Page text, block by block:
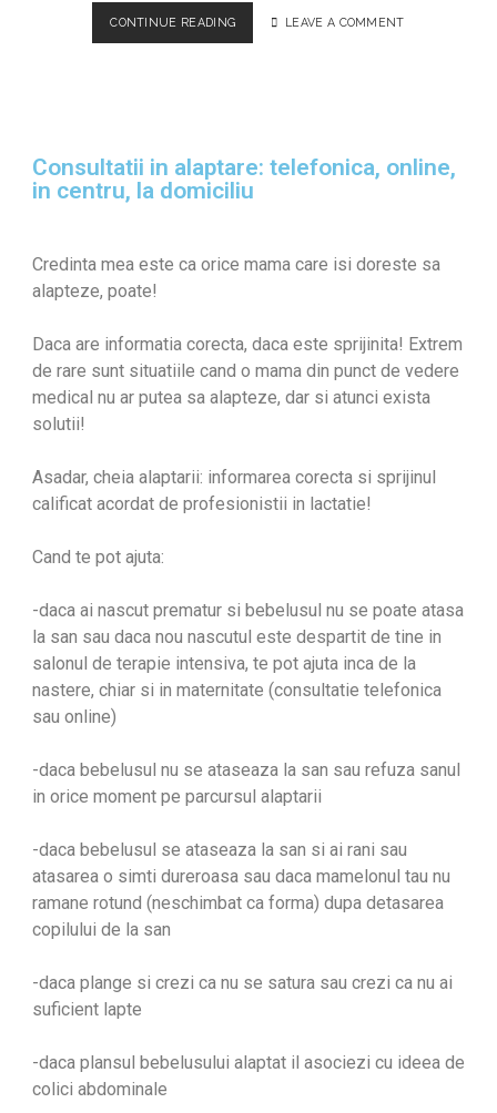
CONTINUE READING LEAVE A COMMENT
Consultatii in alaptare: telefonica, online,
in centru, la domiciliu
Credinta mea este ca orice mama care isi doreste sa
alapteze, poate!
Daca are informatia corecta, daca este sprijinita! Extrem
de rare sunt situatiile cand o mama din punct de vedere
medical nu ar putea sa alapteze, dar si atunci exista
solutii!
Asadar, cheia alaptarii: informarea corecta si sprijinul
calificat acordat de profesionistii in lactatie!
Cand te pot ajuta:
-daca ai nascut prematur si bebelusul nu se poate atasa
la san sau daca nou nascutul este despartit de tine in
salonul de terapie intensiva, te pot ajuta inca de la
nastere, chiar si in maternitate (consultatie telefonica
sau online)
-daca bebelusul nu se ataseaza la san sau refuza sanul
in orice moment pe parcursul alaptarii
-daca bebelusul se ataseaza la san si ai rani sau
atasarea o simti dureroasa sau daca mamelonul tau nu
ramane rotund (neschimbat ca forma) dupa detasarea
copilului de la san
-daca plange si crezi ca nu se satura sau crezi ca nu ai
suficient lapte
-daca plansul bebelusului alaptat il asociezi cu ideea de
colici abdominale